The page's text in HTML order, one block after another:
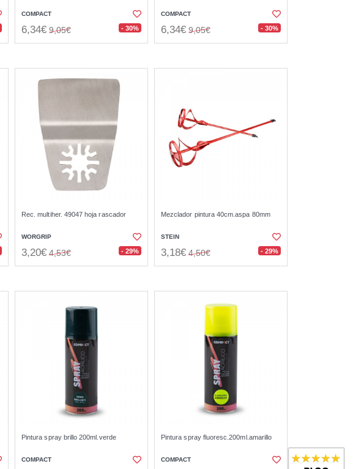
COMPACT
6,34€ 9,05€ - 30%
COMPACT
6,34€ 9,05€ - 30%
Rec. multiher. 49047 hoja rascador
WORGRIP
3,20€ 4,53€ - 29%
Mezclador pintura 40cm.aspa 80mm
STEIN
3,18€ 4,50€ - 29%
Pintura spray brillo 200ml.verde
COMPACT
Pintura spray fluoresc.200ml.amarillo
COMPACT